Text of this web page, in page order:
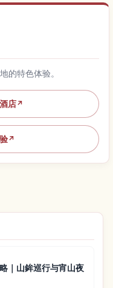
的特色体验。
店↗
↗
｜山鉾巡行与宵山夜